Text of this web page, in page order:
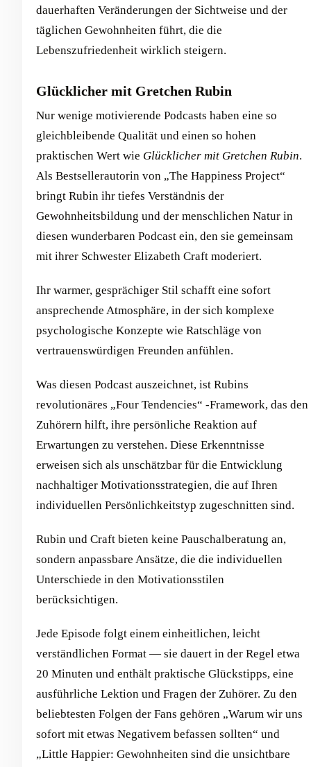
dauerhaften Veränderungen der Sichtweise und der
täglichen Gewohnheiten führt, die die
Lebenszufriedenheit wirklich steigern.
Glücklicher mit Gretchen Rubin
Nur wenige motivierende Podcasts haben eine so
gleichbleibende Qualität und einen so hohen
praktischen Wert wie Glücklicher mit Gretchen Rubin.
Als Bestsellerautorin von „The Happiness Project“
bringt Rubin ihr tiefes Verständnis der
Gewohnheitsbildung und der menschlichen Natur in
diesen wunderbaren Podcast ein, den sie gemeinsam
mit ihrer Schwester Elizabeth Craft moderiert.
Ihr warmer, gesprächiger Stil schafft eine sofort
ansprechende Atmosphäre, in der sich komplexe
psychologische Konzepte wie Ratschläge von
vertrauenswürdigen Freunden anfühlen.
Was diesen Podcast auszeichnet, ist Rubins
revolutionäres „Four Tendencies“ -Framework, das den
Zuhörern hilft, ihre persönliche Reaktion auf
Erwartungen zu verstehen. Diese Erkenntnisse
erweisen sich als unschätzbar für die Entwicklung
nachhaltiger Motivationsstrategien, die auf Ihren
individuellen Persönlichkeitstyp zugeschnitten sind.
Rubin und Craft bieten keine Pauschalberatung an,
sondern anpassbare Ansätze, die die individuellen
Unterschiede in den Motivationsstilen
berücksichtigen.
Jede Episode folgt einem einheitlichen, leicht
verständlichen Format — sie dauert in der Regel etwa
20 Minuten und enthält praktische Glückstipps, eine
ausführliche Lektion und Fragen der Zuhörer. Zu den
beliebtesten Folgen der Fans gehören „Warum wir uns
sofort mit etwas Negativem befassen sollten“ und
„Little Happier: Gewohnheiten sind die unsichtbare